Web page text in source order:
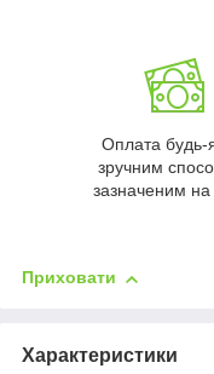
Оплата будь-
зручним
зазначеним на
Приховати
Характеристики